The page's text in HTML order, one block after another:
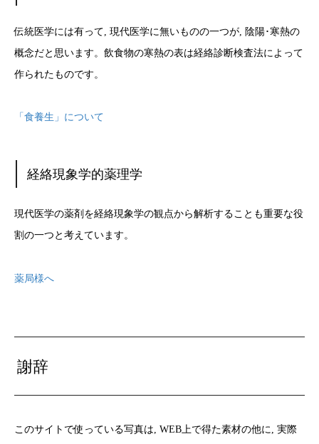
伝統医学には有って, 現代医学に無いものの一つが, 陰陽･寒熱の
概念だと思います。飲食物の寒熱の表は経絡診断検査法によって
作られたものです。
「食養生」について
経絡現象学的薬理学
現代医学の薬剤を経絡現象学の観点から解析することも重要な役
割の一つと考えています。
薬局様へ
謝辞
このサイトで使っている写真は, WEB上で得た素材の他に, 実際